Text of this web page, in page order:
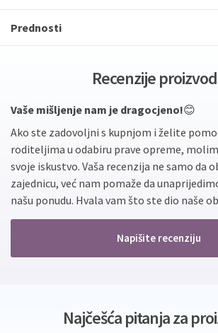
Prednosti
Recenzije
Vaše mišljenje nam je dragocjeno!😊
Ako ste zadovoljni s kupnjom i želite
roditeljima u odabiru prave opreme,
svoje iskustvo. Vaša recenzija ne samo da
zajednicu, već nam pomaže da
našu ponudu. Hvala vam što ste dio naše
Napišite recenziju
Najčešća pitanja za